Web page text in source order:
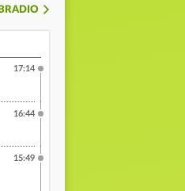
17:14
16:44
15:49